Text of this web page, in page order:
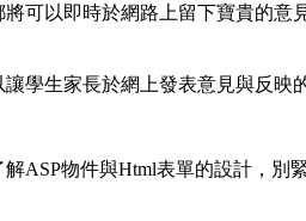
可以即時於網路上留下寶貴的
學生家長於網上發表意見與反映
ASP物件與Html表單的設計，別